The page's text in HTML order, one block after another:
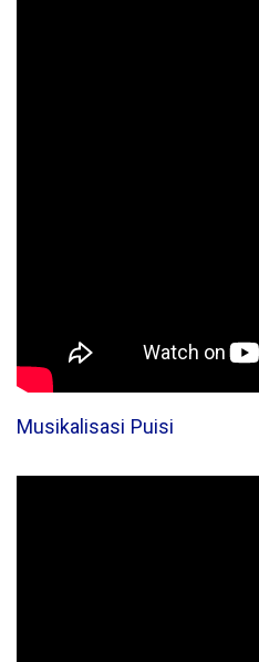
Musikalisasi Puisi